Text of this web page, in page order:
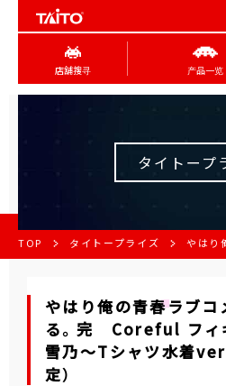
店舖搜寻 产品一览
タイトープ
TOP タイトープライズ やはり
やはり俺の青春ラブコ
る。完 Coreful フィ
雪乃～Tシャツ水着
定）